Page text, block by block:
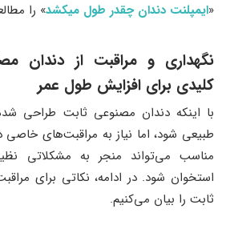
«ایمپلنت دندان چقدر طول میکشد» را
نگهداری و مراقبت از دندان
کلیدی برای افزایش طول عمر
با اینکه دندان مصنوعی ثابت طراحی
طبیعی شود، اما نیاز به مراقبت‌های
مناسب می‌تواند منجر به مشکلاتی
استخوان شود. در ادامه، نکاتی برای
ثابت را بیان می‌کنیم.